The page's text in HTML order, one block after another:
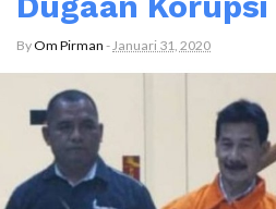
ByOm Pirman -Januari 31, 2020